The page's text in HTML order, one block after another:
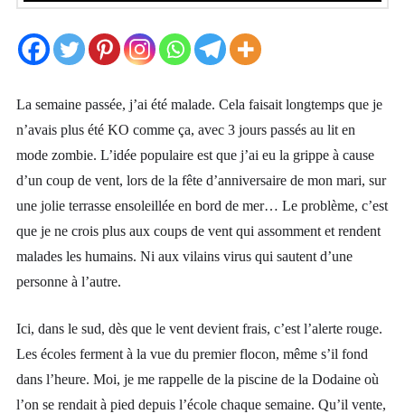
La semaine passée, j’ai été malade. Cela faisait longtemps que je
n’avais plus été KO comme ça, avec 3 jours passés au lit en
mode zombie. L’idée populaire est que j’ai eu la grippe à cause
d’un coup de vent, lors de la fête d’anniversaire de mon mari, sur
une jolie terrasse ensoleillée en bord de mer… Le problème, c’est
que je ne crois plus aux coups de vent qui assomment et rendent
malades les humains. Ni aux vilains virus qui sautent d’une
personne à l’autre.
Ici, dans le sud, dès que le vent devient frais, c’est l’alerte rouge.
Les écoles ferment à la vue du premier flocon, même s’il fond
dans l’heure. Moi, je me rappelle de la piscine de la Dodaine où
l’on se rendait à pied depuis l’école chaque semaine. Qu’il vente,